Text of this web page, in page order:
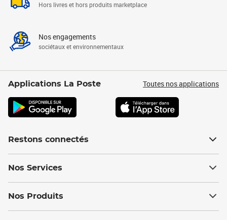
Hors livres et hors produits marketplace
Nos engagements
sociétaux et environnementaux
Applications La Poste Toutes nos applications
Restons connectés
Nos Services
Nos Produits